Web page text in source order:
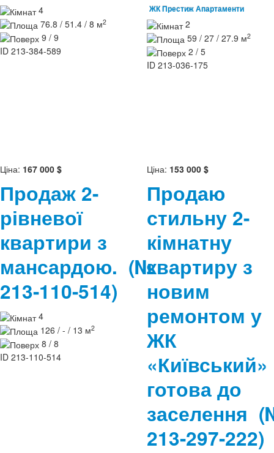
4
76.8 / 51.4 / 8 м2
9 / 9
ID 213-384-589
ЖК Престиж Апартаменти
2
59 / 27 / 27.9 м2
2 / 5
ID 213-036-175
Ціна: 167 000 $
Продаж 2-
рівневої
квартири з
мансардою. (№
213-110-514)
4
126 / - / 13 м2
8 / 8
ID 213-110-514
Ціна: 153 000 $
Продаю
стильну 2-
кімнатну
квартиру з
новим
ремонтом у
ЖК
«Київський»
готова до
заселення
213-297-222)